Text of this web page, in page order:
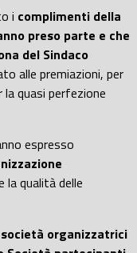
i complimenti della
preso parte e che
del Sindaco
alle premiazioni, per
quasi perfezione
espresso
qualità delle
organizzatrici